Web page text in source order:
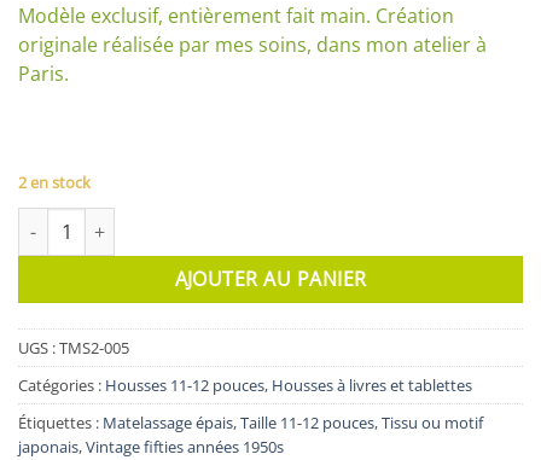
Modèle exclusif, entièrement fait main. Création
originale réalisée par mes soins, dans mon atelier à
Paris.
2 en stock
quantité de Housse Longchamp
AJOUTER AU PANIER
UGS :TMS2-005
Catégories : Housses 11-12 pouces, Housses à livres et tablettes
Étiquettes : Matelassage épais,Taille 11-12 pouces,Tissu ou motif
japonais,Vintage fifties années 1950s